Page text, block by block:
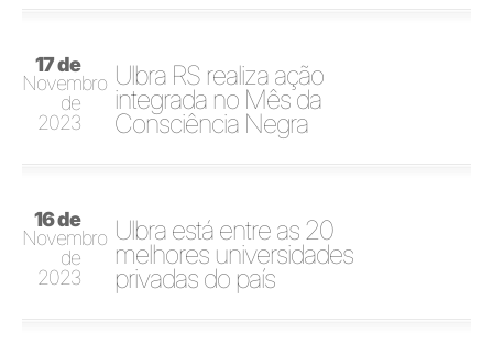
17 de
Novembro
de
2023
Ulbra RS realiza ação
integrada no Mês da
Consciência Negra
16 de
Novembro
de
2023
Ulbra está entre as 20
melhores universidades
privadas do país